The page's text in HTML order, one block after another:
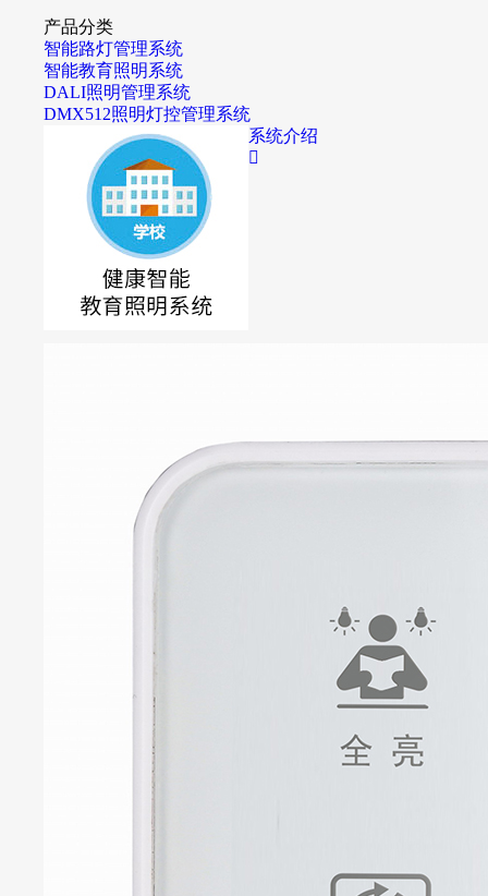
产品分类
智能路灯管理系统
智能教育照明系统
DALI照明管理系统
DMX512照明灯控管理系统
系统介绍